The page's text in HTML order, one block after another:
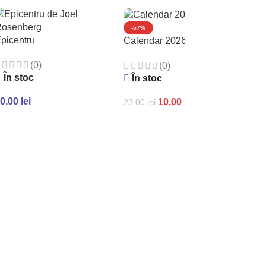
(0)
În stoc
lei
-57%
Calendar 2026 de perete
(0)
În stoc
23.00lei 10.00